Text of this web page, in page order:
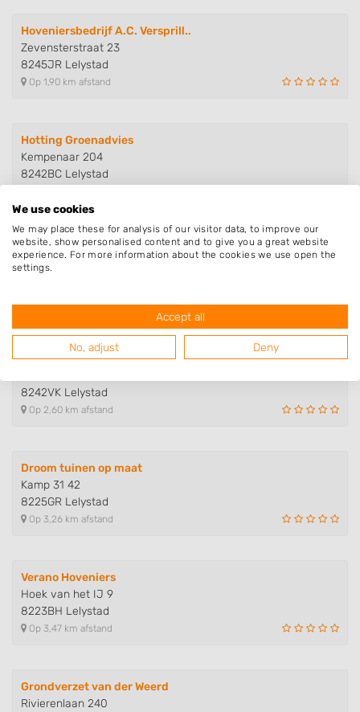
Hoveniersbedrijf A.C. Versprill..
Zevensterstraat 23
8245JR Lelystad
Op 1,90 km afstand
Hotting Groenadvies
Kempenaar 204
8242BC Lelystad
Hotting Groenadvies
Kempenaar 204
Shine Gardens
8242VK Lelystad
Op 2,60 km afstand
Droom tuinen op maat
Kamp 31 42
8225GR Lelystad
Op 3,26 km afstand
Verano Hoveniers
Hoek van het IJ 9
8223BH Lelystad
Op 3,47 km afstand
Grondverzet van der Weerd
Rivierenlaan 240
We use cookies
We may place these for analysis of our visitor data, to improve our
website, show personalised content and to give you a great website
experience. For more information about the cookies we use open the
settings.
Accept all
No, adjust Deny